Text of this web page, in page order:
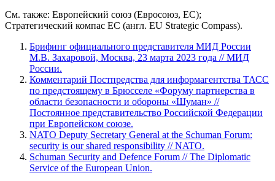
См. также: Европейский союз (Евросоюз, ЕС);
Стратегический компас ЕС (англ. EU Strategic Compass).
Брифинг официального представителя МИД России
М.В. Захаровой, Москва, 23 марта 2023 года // МИД
России.
Комментарий Постпредства для информагентства ТАСС
по предстоящему в Брюсселе «Форуму партнерства в
области безопасности и обороны «Шуман» //
Постоянное представительство Российской Федерации
при Европейском союзе.
NATO Deputy Secretary General at the Schuman Forum:
security is our shared responsibility // NATO.
Schuman Security and Defence Forum // The Diplomatic
Service of the European Union.